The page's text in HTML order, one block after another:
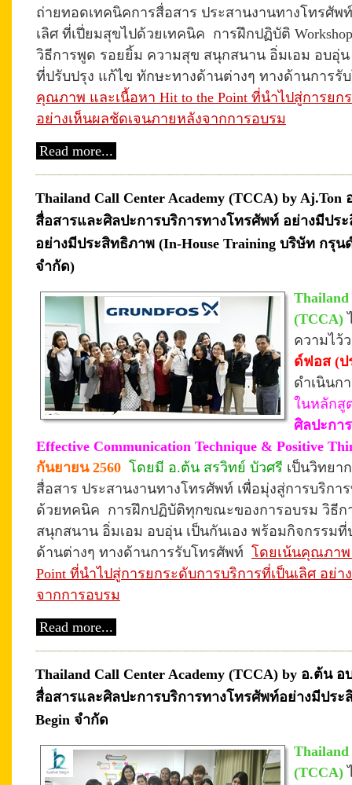
ถ่ายทอดเทคนิคการสื่อสาร ประสานงานทางโทรศัพ
เลิศ ที่เปี่ยมสุขไปด้วยเทคนิค การฝึกปฏิบัติ
วิธีการพูด รอยยิ้ม ความสุข สนุกสนาน อิ่มเอม อบอุ่น
ที่ปรับปรุง แก้ไข ทักษะทางด้านต่างๆ ทางด้านการรั
คุณภาพ และเนื้อหา Hit to the Point ที่นำไปสู่การยก
อย่างเห็นผลชัดเจนภายหลังจากการอบรม
Read more...
Thailand Call Center Academy (TCCA) by
สื่อสารและศิลปะการบริการทางโทรศัพท์ อย่างมีปร
อย่างมีประสิทธิภาพ (In-House Training บริษัท กรุน
จำกัด)
Thailand
(TCCA)
ความไว้
ด์ฟอส (ป
ดำเนินก
ในหลักสู
ศิลปะกา
Effective Communication Technique & Positive
กันยายน 2560 โดยมี อ.ต้น สรวิทย์ บัวศรี เป็นวิทยา
สื่อสาร ประสานงานทางโทรศัพท์ เพื่อมุ่งสู่การบริกา
ด้วยทคนิค การฝึกปฏิบัติทุกขณะของการอบรม วิธีก
สนุกสนาน อิ่มเอม อบอุ่น เป็นกันเอง พร้อมกิจกรรม
ด้านต่างๆ ทางด้านการรับโทรศัพท์ โดยเน้นคุณภาพ
Point ที่นำไปสู่การยกระดับการบริการที่เป็นเลิศ อย่
จากการอบรม
Read more...
Thailand Call Center Academy (TCCA) by อ.ต้น
สื่อสารและศิลปะการบริการทางโทรศัพท์อย่างมีประ
Begin จำกัด
Thailand
(TCCA)